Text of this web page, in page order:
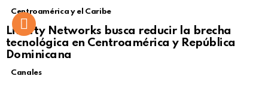
Centroamérica y el Caribe
Liberty Networks busca reducir la brecha
tecnológica en Centroamérica y República
Dominicana
Canales